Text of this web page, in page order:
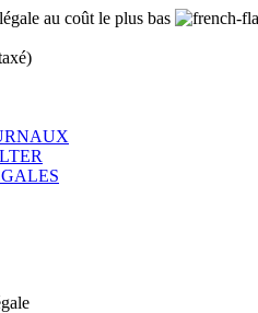
au coût le plus bas